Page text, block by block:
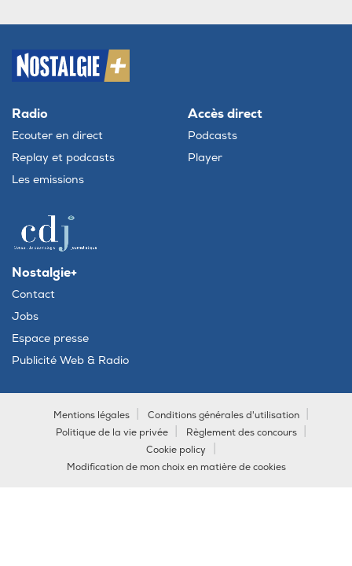
Radio
Ecouter en direct
Replay et podcasts
Les emissions
Accès direct
Podcasts
Player
Nostalgie+
Contact
Jobs
Espace presse
Publicité Web & Radio
Mentions légales
Conditions générales d'utilisation
Politique de la vie privée
Règlement des concours
Cookie policy
Modification de mon choix en matière de cookies